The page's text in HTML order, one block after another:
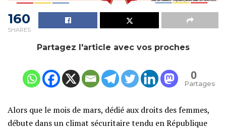
160
SHARES
Partagez l'article avec vos proches
0
Partages
‎​Alors que le mois de mars, dédié aux droits des femmes,
débute dans un climat sécuritaire tendu en République